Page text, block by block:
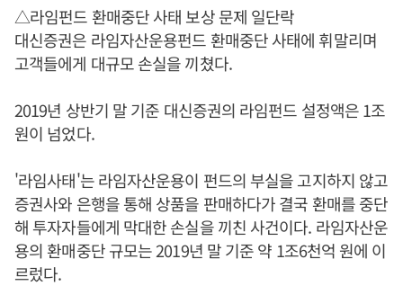
△라임펀드 환매중단 사태 보상 문제 일단락
대신증권은 라임자산운용펀드 환매중단 사태에 휘말리며
고객들에게 대규모 손실을 끼쳤다.
2019년 상반기 말 기준 대신증권의 라임펀드 설정액은 1조
원이 넘었다.
'라임사태'는 라임자산운용이 펀드의 부실을 고지하지 않고
증권사와 은행을 통해 상품을 판매하다가 결국 환매를 중단
해 투자자들에게 막대한 손실을 끼친 사건이다. 라임자산운
용의 환매중단 규모는 2019년 말 기준 약 1조6천억 원에 이
르렀다.